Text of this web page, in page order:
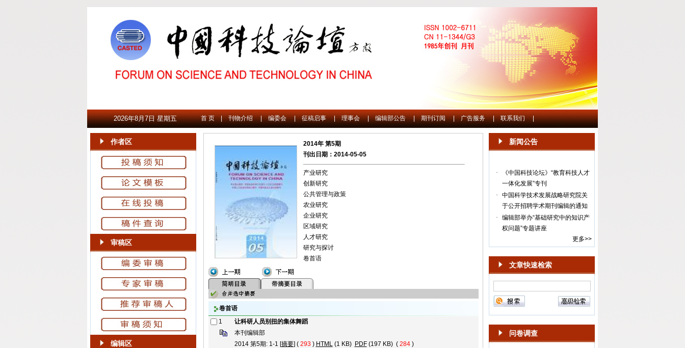
2026年8月7日 星期五 首 页 | 刊物介绍 | 编委会 | 征稿启事 | 理事会 | 编辑部公告 | 期刊订阅 | 广告服务 | 联系我们 |
作者区
审稿区
编辑区
2014年 第5期
刊出日期：2014-05-05
产业研究
创新研究
公共管理与政策
农业研究
企业研究
区域研究
人才研究
研究与探讨
卷首语
卷首语
1
让科研人员别扭的集体舞蹈
本刊编辑部
2014 第5期: 1-1 [摘要] (293 ) HTML(1 KB) PDF(197 KB) ( 284 )
新闻公告
一体化发展”专刊
中国科学技术发展战略研究院关
于公开招聘学术期刊编辑的通知
编辑部举办“基础研究中的知识产
权问题”专题讲座
《中国科技论坛》期刊召开编委
与治理”专栏征稿启事
· 编辑部举办“科学学发展回顾”专
· 新一届《中国科技论坛》期刊顾
问委员会年度会议召开
坛》选题会在京召开
· 第15届《中国科技论坛》“面向中
更多>>
文章快速检索
问卷调查